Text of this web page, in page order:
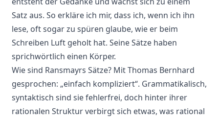
Satz aus. So erkläre ich mir, dass ich, wenn ich ihn
lese, oft sogar zu spüren glaube, wie er beim
Schreiben Luft geholt hat. Seine Sätze haben
sprichwörtlich einen Körper.
Wie sind Ransmayrs Sätze? Mit Thomas Bernhard
gesprochen: „einfach kompliziert“. Grammatikalisch,
syntaktisch sind sie fehlerfrei, doch hinter ihrer
rationalen Struktur verbirgt sich etwas, was rational